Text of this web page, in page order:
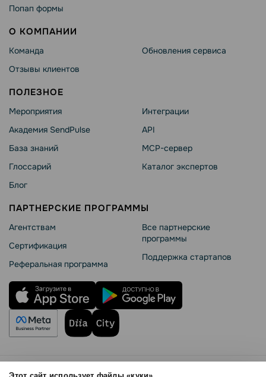
Попап формы
О КОМПАНИИ
Команда
Отзывы клиентов
Обновления сервиса
ПОЛЕЗНОЕ
Мероприятия
Академия SendPulse
База знаний
Глоссарий
Блог
Интеграции
API
MCP-сервер
Каталог экспертов
ПАРТНЕРСКИЕ ПРОГРАММЫ
Агентствам
Сертификация
Реферальная программа
Все партнерские
программы
Поддержка стартапов
Правила использования